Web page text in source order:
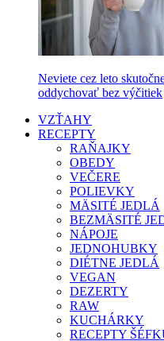
Neviete cez leto
oddychovať bez výčitiek
VZŤAHY
RECEPTY
RAŇAJKY
OBEDY
VEČERE
POLIEVKY
MÄSITÉ JEDLÁ
BEZMÄSITÉ
NÁPOJE
JEDNOHUBKY
DIÉTNE JEDLÁ
VEGAN
DEZERTY
RAW
KUCHÁRKY
RECEPTY